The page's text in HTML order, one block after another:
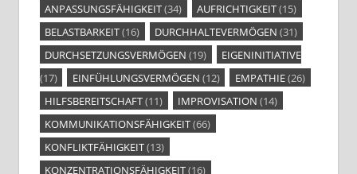
ANPASSUNGSFÄHIGKEIT(34) AUFRICHTIGKEIT(15)
BELASTBARKEIT(16) DURCHHALTEVERMÖGEN (31)
DURCHSETZUNGSVERMÖGEN (19)
EIGENINITIATIVE
(17)
EINFÜHLUNGSVERMÖGEN (12) EMPATHIE(26)
HILFSBEREITSCHAFT(11) IMPROVISATION (14)
KOMMUNIKATIONSFÄHIGKEIT(66)
KONFLIKTFÄHIGKEIT(13)
KONZENTRATIONSFÄHIGKEIT(16)